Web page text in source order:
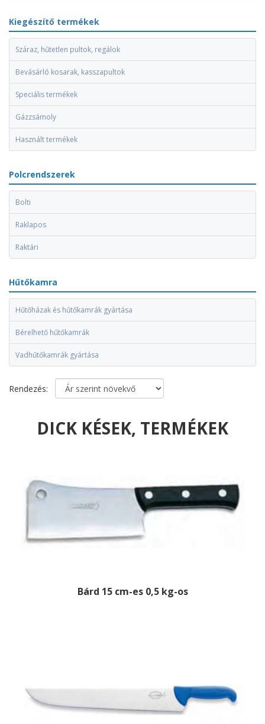
Kiegészítő termékek
Száraz, hűtetlen pultok, regálok
Bevásárló kosarak, kasszapultok
Speciális termékek
Gázzsámoly
Használt termékek
Polcrendszerek
Bolti
Raklapos
Raktári
Hűtőkamra
Hűtőházak és hűtőkamrák gyártása
Bérelhető hűtőkamrák
Vadhűtőkamrák gyártása
Rendezés:
DICK KÉSEK, TERMÉKEK
Bárd 15 cm-es 0,5 kg-os